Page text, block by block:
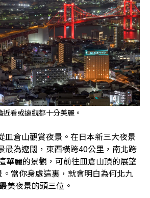
看或遠觀都十分美麗。
皿倉山觀賞夜景。在日本新三大夜景
最為遼闊，東西橫跨40公里，南北跨
華麗的景觀，可前往皿倉山頂的展望
當你身處這裏，就會明白為何北九
美夜景的頭三位。